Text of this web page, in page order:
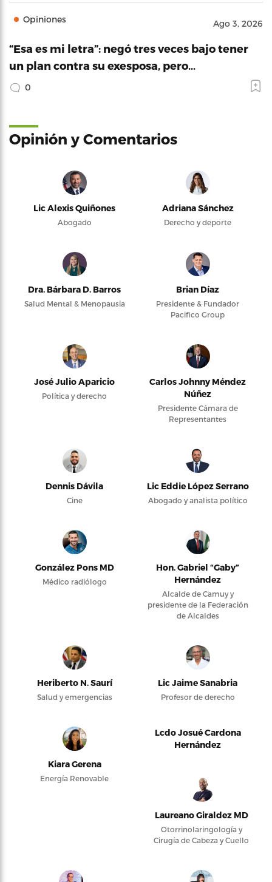
Opiniones Ago 3, 2026
“Esa es mi letra”: negó tres veces bajo tener
un plan contra su exesposa, pero…
0
Opinión y Comentarios
Lic Alexis Quiñones
Abogado
Adriana Sánchez
Derecho y deporte
Dra. Bárbara D. Barros
Salud Mental & Menopausia
Brian Díaz
Presidente & Fundador
Pacifico Group
José Julio Aparicio
Política y derecho
Carlos Johnny Méndez
Núñez
Presidente Cámara de
Representantes
Dennis Dávila
Cine
Lic Eddie López Serrano
Abogado y analista político
González Pons MD
Médico radiólogo
Hon. Gabriel “Gaby”
Hernández
Alcalde de Camuy y
presidente de la Federación
de Alcaldes
Heriberto N. Saurí
Salud y emergencias
Lic Jaime Sanabria
Profesor de derecho
Kiara Gerena
Energía Renovable
Lcdo Josué Cardona
Hernández
Laureano Giraldez MD
Otorrinolaringología y
Cirugía de Cabeza y Cuello